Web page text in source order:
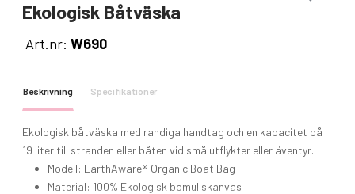
Ekologisk Båtväska
Art.nr: W690
Beskrivning Specifikationer
Ekologisk båtväska med randiga handtag och en kapacitet på
19 liter till stranden eller båten vid små utflykter eller äventyr.
Modell: EarthAware® Organic Boat Bag
Material: 100% Ekologisk bomullskanvas